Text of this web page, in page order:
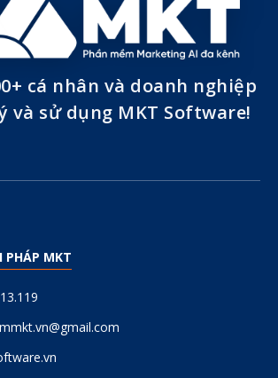
cá nhân và doanh nghiệp
và sử dụng MKT Software!
PHÁP MKT